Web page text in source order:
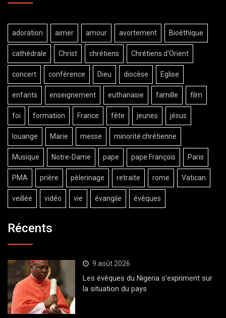
adoration aimer amour avortement Bioéthique
cathédrale Christ chrétiens Chrétiens d'Orient
concert conférence Dieu diocèse Eglise
enfants enseignement euthanasie famille film
foi formation France fête jeunes jésus
louange Marie messe minorité chrétienne
Musique Notre-Dame pape pape François Paris
PMA prière pèlerinage retraite rome Vatican
veillée vidéo vie évangile évêques
Récents
9 août 2026
Les évêques du Nigeria s’expriment sur
la situation du pays